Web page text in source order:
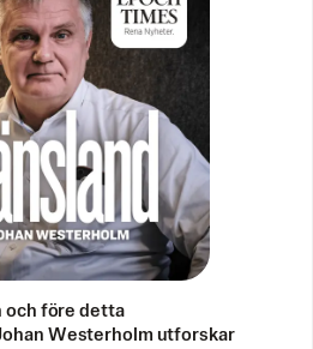
och före detta
Westerholm utforskar